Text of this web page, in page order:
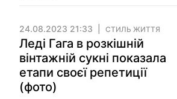
24.08.2023 21:33 СТИЛЬ ЖИТТЯ
Леді Гага в розкішній
вінтажній сукні показала
етапи своєї репетиції
(фото)